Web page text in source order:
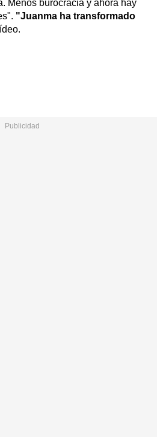
Menos burocracia y ahora hay
"Juanma ha transformado